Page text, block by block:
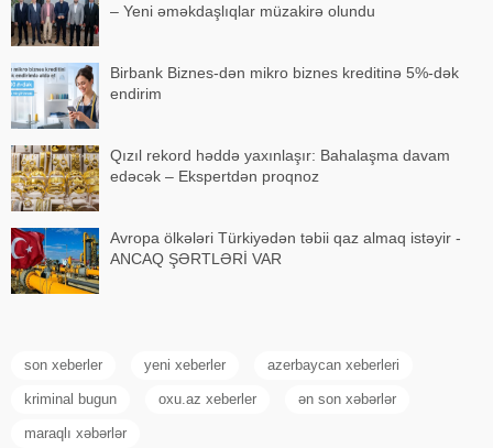
– Yeni əməkdaşlıqlar müzakirə olundu
Birbank Biznes-dən mikro biznes kreditinə 5%-dək
endirim
Qızıl rekord həddə yaxınlaşır: Bahalaşma davam
edəcək – Ekspertdən proqnoz
Avropa ölkələri Türkiyədən təbii qaz almaq istəyir -
ANCAQ ŞƏRTLƏRİ VAR
son xeberler yeni xeberler azerbaycan xeberleri
kriminal bugun oxu.az xeberler ən son xəbərlər
maraqlı xəbərlər